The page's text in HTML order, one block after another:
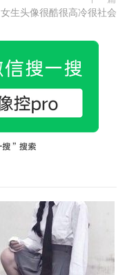
女生头像很酷很高冷很社会